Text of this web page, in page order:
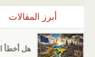
أبرز المقالات
هل أخطأ